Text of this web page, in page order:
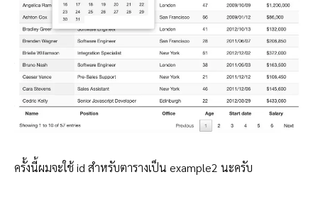
ครั้งนี้ผมจะใช้ id สำหรับตารางเป็น example2 นะครับ